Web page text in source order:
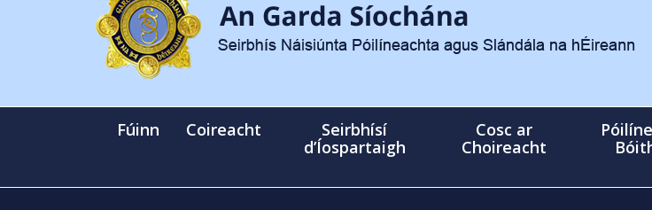
Fúinn Coireacht
Seirbhísí
d’Íospartaigh
Cosc ar
Choireacht